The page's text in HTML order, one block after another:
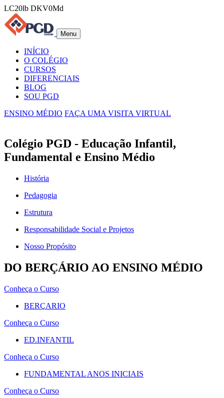
LC20lb DKV0Md
Menu
INÍCIO
O COLÉGIO
CURSOS
DIFERENCIAIS
BLOG
SOU PGD
ENSINO MÉDIO FAÇA UMA VISITA VIRTUAL
Colégio PGD - Educação Infantil,
Fundamental e Ensino Médio
História
Pedagogia
Estrutura
Responsabilidade Social e Projetos
Nosso Propósito
DO BERÇÁRIO AO ENSINO MÉDIO
Conheça o Curso
BERÇARIO
Conheça o Curso
ED.INFANTIL
Conheça o Curso
FUNDAMENTAL ANOS INICIAIS
Conheça o Curso